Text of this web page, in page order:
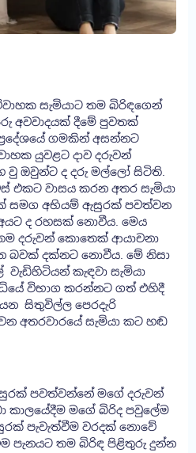
සැමියාට තම බිරිඳගෙන්
අවවාදයක් දීමේ පුවතක්
ගමකින් අසන්නට
යුවළට දාව දරුවන්
වු ඔවුන්ට ද දරු මල්ලෝ සිටිති.
එකට වාසය කරන අතර සැමියා
සමග අභියම් ඇසුරක් පවත්වන
ද රහසක් නොවීය. මෙය
දරුවන් කොතෙක් ආයාචනා
බවක් දක්නට නොවීය. මේ නිසා
කැඳවා සැමියා
විභාග කරන්නට ගත් එහිදී
සිතුවිල්ල පෙරදැරි
අතරවාරයේ සැමියා කට හඬ
පවත්වන්නේ මගේ දරුවන්
කාලයේදීම මගේ බිරිද පවුලේම
පැවැත්වීම වරදක් නොවේ
පැනයට තම බිරිඳ පිළිතුරු දුන්න